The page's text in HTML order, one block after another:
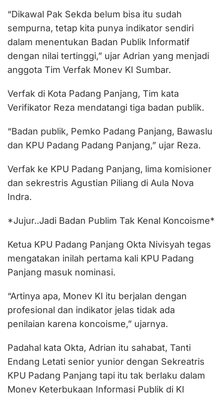
“Dikawal Pak Sekda belum bisa itu sudah
sempurna, tetap kita punya indikator sendiri
dalam menentukan Badan Publik Informatif
dengan nilai tertinggi,” ujar Adrian yang menjadi
anggota Tim Verfak Monev KI Sumbar.
Verfak di Kota Padang Panjang, Tim kata
Verifikator Reza mendatangi tiga badan publik.
“Badan publik, Pemko Padang Panjang, Bawaslu
dan KPU Padang Padang Panjang,” ujar Reza.
Verfak ke KPU Padang Panjang, lima komisioner
dan sekrestris Agustian Piliang di Aula Nova
Indra.
*Jujur..Jadi Badan Publim Tak Kenal Koncoisme*
Ketua KPU Padang Panjang Okta Nivisyah tegas
mengatakan inilah pertama kali KPU Padang
Panjang masuk nominasi.
“Artinya apa, Monev KI itu berjalan dengan
profesional dan indikator jelas tidak ada
penilaian karena koncoisme,” ujarnya.
Padahal kata Okta, Adrian itu sahabat, Tanti
Endang Letati senior yunior dengan Sekreatris
KPU Padang Panjang tapi itu tak berlaku dalam
Monev Keterbukaan Informasi Publik di KI